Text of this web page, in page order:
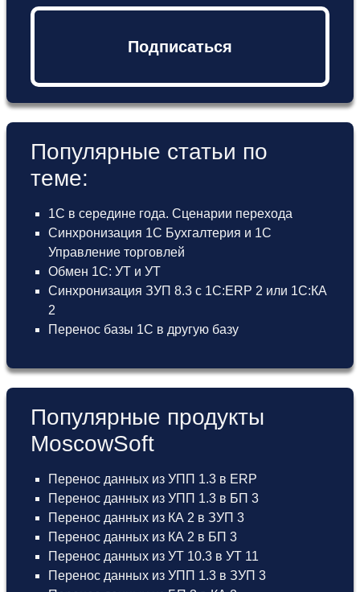
Подписаться
Популярные статьи по
теме:
1С в середине года. Сценарии перехода
Синхронизация 1С Бухгалтерия и 1С
Управление торговлей
Обмен 1С: УТ и УТ
Синхронизация ЗУП 8.3 с 1С:ERP 2 или 1С:КА
2
Перенос базы 1С в другую базу
Популярные продукты
MoscowSoft
Перенос данных из УПП 1.3 в ERP
Перенос данных из УПП 1.3 в БП 3
Перенос данных из КА 2 в ЗУП 3
Перенос данных из КА 2 в БП 3
Перенос данных из УТ 10.3 в УТ 11
Перенос данных из УПП 1.3 в ЗУП 3